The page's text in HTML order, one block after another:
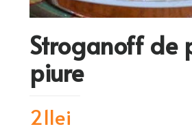
Stroganoff de
piure
21lei